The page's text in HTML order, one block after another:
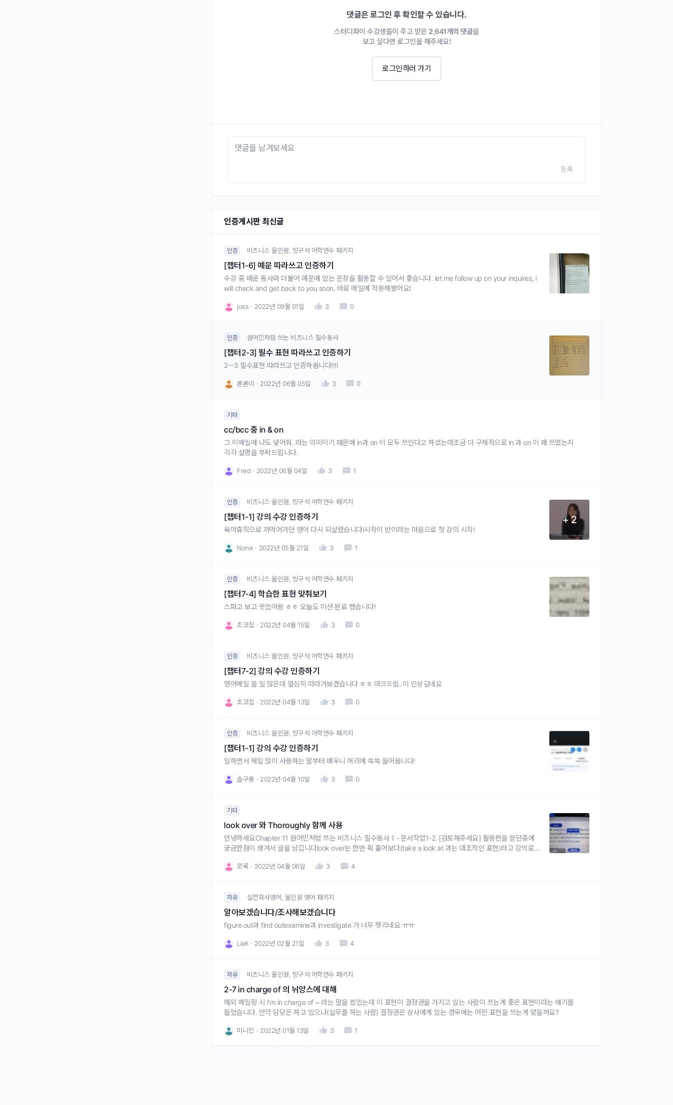
댓글은 로그인 후 확인할 수 있습니다.
스터디파이 수강생들이 주고 받은 2,641개의 댓글을
보고 싶다면 로그인을 해주세요!
로그인하러 가기
등록
인증게시판 최신글
인증 비즈니스 올인원, 방구석 어학연수 패키지
[챕터1-6] 예문 따라쓰고 인증하기
수강 중 배운 동사와 더불어 예문에 있는 문장을 활용할 수 있어서 좋습니다. let me follow up on your inquires, i
will check and get back to you soon. 바로 메일에 적용해봤어요!
juss 2022년 09월 01일 3 0
인증 원어민처럼 쓰는 비즈니스 필수동사
[챕터2-3] 필수 표현 따라쓰고 인증하기
2ㅡ3 필수표현 따라쓰고 인증하옵니다!!!!
룐룐이 2022년 06월 05일 3 0
기타
cc/bcc 중 in & on
그 이메일에 나도 넣어줘. 라는 의미이기 때문에 in과 on 이 모두 쓰인다고 하셨는데조금 더 구체적으로 in 과 on 이 왜 쓰였는지
각각 설명을 부탁드립니다.
Fred 2022년 06월 04일 3 1
인증 비즈니스 올인원, 방구석 어학연수 패키지
[챕터1-1] 강의 수강 인증하기
육아휴직으로 까먹어가던 영어 다시 되살렸습니다!시작이 반이라는 마음으로 첫 강의 시작!
+ 2
None 2022년 05월 21일 3 1
인증 비즈니스 올인원, 방구석 어학연수 패키지
[챕터7-4] 학습한 표현 맞춰보기
스파고 보고 웃었어용 ㅎㅎ 오늘도 미션 완료 했습니다!
초코칩 2022년 04월 15일 3 0
인증 비즈니스 올인원, 방구석 어학연수 패키지
[챕터7-2] 강의 수강 인증하기
영어메일 쓸 일 많은데 열심히 따라가보겠습니다 ㅎㅎ 마크드림..이 인상깊네요
초코칩 2022년 04월 13일 3 0
인증 비즈니스 올인원, 방구석 어학연수 패키지
[챕터1-1] 강의 수강 인증하기
일하면서 제일 많이 사용하는 말부터 배우니 머리에 쏙쏙 들어옵니다!
슬구룽 2022년 04월 10일 3 0
기타
look over 와 Thoroughly 함께 사용
안녕하세요Chapter 11 원어민처럼 쓰는 비즈니스 필수동사 1 - 문서작업1-2. [검토해주세요] 활용편을 듣던중에
궁금한점이 생겨서 글을 남깁니다 look over는 한번 휙 훑어보다(take a look at 과는 대조적인 표현)라고 강의로
쪼록 2022년 04월 06일 3 4
자유 실전회사영어, 올인원 영어 패키지
알아보겠습니다/조사해보겠습니다
figure out과 find outexamine과 investigate 가 너무 헷리네요 ㅠㅠ
LiaK 2022년 02월 21일 3 4
자유 비즈니스 올인원, 방구석 어학연수 패키지
2-7 in charge of 의 뉘앙스에 대해
해외 메일링 시 I'm in charge of ~ 라는 말을 썼었는데 이 표현이 결정권을 가지고 있는 사람이 쓰는게 좋은 표현이라는 얘기를
들었습니다. 만약 담당은 하고 있으나(실무를 하는 사람) 결정권은 상사에게 있는 경우에는 어떤 표현을 쓰는게 맞을까요?
미니민 2022년 01월 13일 3 1